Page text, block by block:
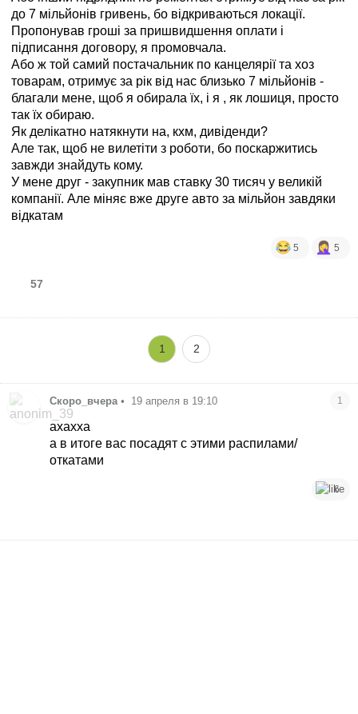
до 7 мільйонів гривень, бо відкриваються локації.
Пропонував гроші за пришвидшення оплати і
підписання договору, я промовчала.
Або ж той самий постачальник по канцелярії та хоз
товарам, отримує за рік від нас близько 7 мільйонів -
благали мене, щоб я обирала їх, і я , як лошиця, просто
так їх обираю.
Як делікатно натякнути на, кхм, дивіденди?
Але так, щоб не вилетіти з роботи, бо поскаржитись
завжди знайдуть кому.
У мене друг - закупник мав ставку 30 тисяч у великій
компанії. Але міняє вже друге авто за мільйон завдяки
відкатам
5 5
57
1 2
Скоро_вчера • 19 апреля в 19:10 1
ахахха
а в итоге вас посадят с этими распилами/
откатами
6